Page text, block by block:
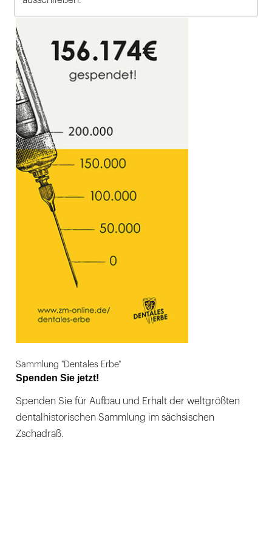
Sammlung "Dentales Erbe"
Spenden Sie jetzt!
Spenden Sie für Aufbau und Erhalt der weltgrößten
dentalhistorischen Sammlung im sächsischen
Zschadraß.